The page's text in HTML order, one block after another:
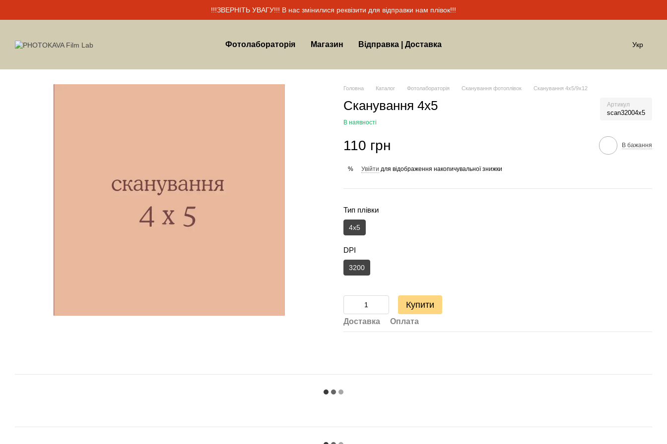
!!!ЗВЕРНІТЬ УВАГУ!!! В нас змінилися реквізити для відправки нам плівок!!!
Фотолабораторія Магазин Відправка | Доставка Укр
Головна Каталог Фотолабораторія Сканування фотоплівок Сканування 4х5/9x12
Сканування 4х5 Артикул
scan32004x5
В наявності
110 грн В бажання
% Увійти для відображення накопичувальної знижки
Тип плівки
4х5
DPI
3200
Купити
Доставка Оплата